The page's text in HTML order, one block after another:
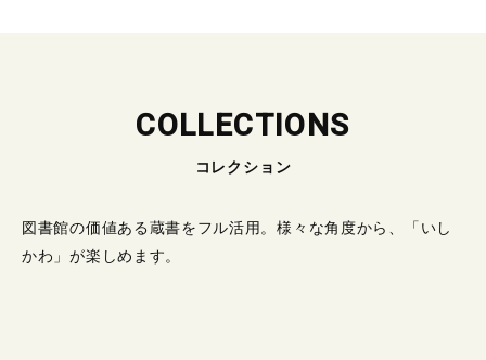
COLLECTIONS
コレクション
図書館の価値ある蔵書をフル活用。様々な角度から、「いし
かわ」が楽しめます。